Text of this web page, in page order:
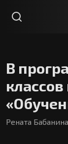
В
Рената Бабанина